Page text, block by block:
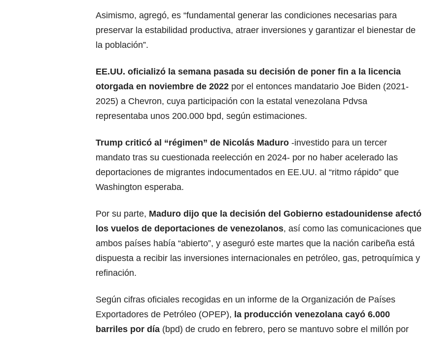
Asimismo, agregó, es “fundamental generar las condiciones necesarias para
preservar la estabilidad productiva, atraer inversiones y garantizar el bienestar de
la población”.
EE.UU. oficializó la semana pasada su decisión de poner fin a la licencia
otorgada en noviembre de 2022 por el entonces mandatario Joe Biden (2021-
2025) a Chevron, cuya participación con la estatal venezolana Pdvsa
representaba unos 200.000 bpd, según estimaciones.
Trump criticó al “régimen” de Nicolás Maduro -investido para un tercer
mandato tras su cuestionada reelección en 2024- por no haber acelerado las
deportaciones de migrantes indocumentados en EE.UU. al “ritmo rápido” que
Washington esperaba.
Por su parte, Maduro dijo que la decisión del Gobierno estadounidense afectó
los vuelos de deportaciones de venezolanos, así como las comunicaciones que
ambos países había “abierto”, y aseguró este martes que la nación caribeña está
dispuesta a recibir las inversiones internacionales en petróleo, gas, petroquímica y
refinación.
Según cifras oficiales recogidas en un informe de la Organización de Países
Exportadores de Petróleo (OPEP), la producción venezolana cayó 6.000
barriles por día (bpd) de crudo en febrero, pero se mantuvo sobre el millón por